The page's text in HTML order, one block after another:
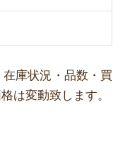
庫状況・品数・買
は変動致します。